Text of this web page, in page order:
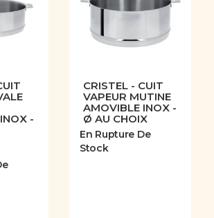
-
CRISTEL - CUIT
VAPEUR MUTINE
AMOVIBLE INOX -
Ø AU CHOIX
En Rupture De
Stock